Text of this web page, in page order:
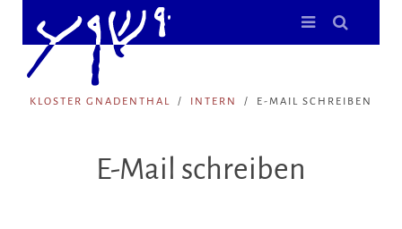
KLOSTER GNADENTHAL INTERN E-MAIL SCHREIBEN
E-Mail schreiben